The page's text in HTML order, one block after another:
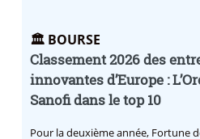
🏛️ BOURSE
Classement 2026 des
innovantes d’Europe :
Sanofi dans le top 10
Pour la deuxième année, Fortune